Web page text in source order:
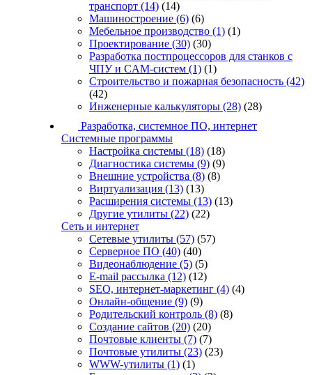
транспорт (14) (14)
Машиностроение (6) (6)
Мебельное производство (1) (1)
Проектирование (30) (30)
Разработка постпроцессоров для станков с
ЧПУ и CAM-систем (1) (1)
Строительство и пожарная безопасность (42)
(42)
Инженерные калькуляторы (28) (28)
Разработка, системное ПО, интернет
Системные программы
Настройка системы (18) (18)
Диагностика системы (9) (9)
Внешние устройства (8) (8)
Виртуализация (13) (13)
Расширения системы (13) (13)
Другие утилиты (22) (22)
Сеть и интернет
Сетевые утилиты (57) (57)
Серверное ПО (40) (40)
Видеонаблюдение (5) (5)
E-mail рассылка (12) (12)
SEO, интернет-маркетинг (4) (4)
Онлайн-общение (9) (9)
Родительский контроль (8) (8)
Создание сайтов (20) (20)
Почтовые клиенты (7) (7)
Почтовые утилиты (23) (23)
WWW-утилиты (1) (1)